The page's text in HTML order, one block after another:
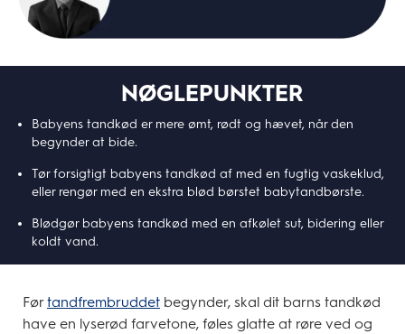
NØGLEPUNKTER
Babyens tandkød er mere ømt, rødt og hævet, når den
begynder at bide.
Tør forsigtigt babyens tandkød af med en fugtig vaskeklud,
eller rengør med en ekstra blød børstet babytandbørste.
Blødgør babyens tandkød med en afkølet sut, bidering eller
koldt vand.
Førtandfrembruddet begynder, skal dit barns tandkød
have en lyserød farvetone, føles glatte at røre ved og